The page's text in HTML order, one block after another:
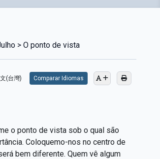
> O ponto de vista
(台灣) Comparar Idiomas
o ponto de vista sob o qual são
Coloquemo-nos no centro de
bem diferente. Quem vê algum